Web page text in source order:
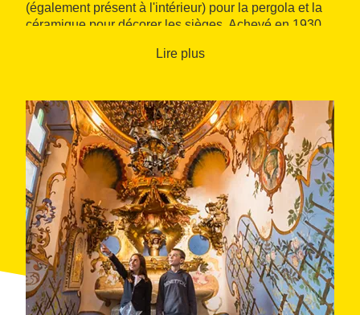
(également présent à l'intérieur) pour la pergola et la
céramique pour décorer les sièges. Achevé en 1930,
édifice singulier qui résume dans une parfaite
Lire plus